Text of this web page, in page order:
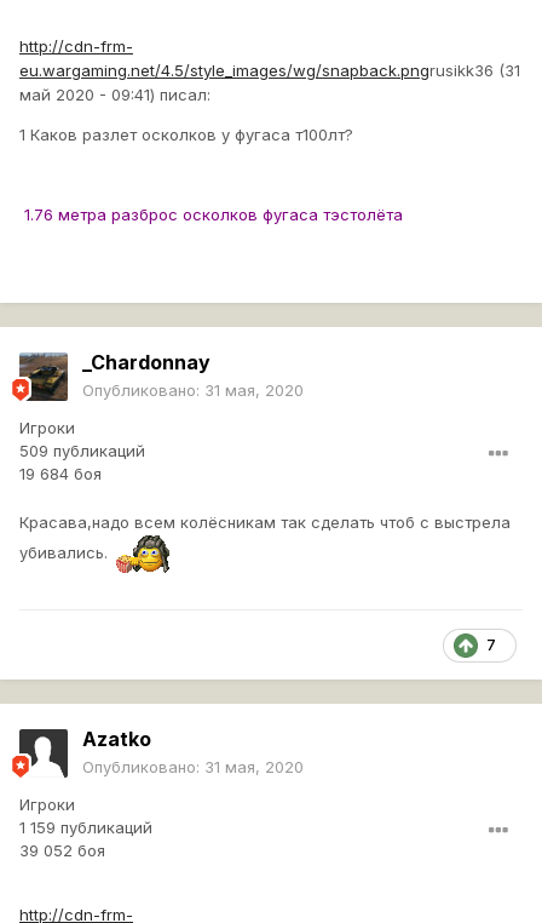
http://cdn-frm-
eu.wargaming.net/4.5/style_images/wg/snapback.pngrusikk36 (31
май 2020 - 09:41) писал:
1 Каков разлет осколков у фугаса т100лт?
1.76 метра разброс осколков фугаса тэстолёта
_Chardonnay
Опубликовано: 31 мая, 2020
Игроки
509 публикаций
19 684 боя
Красава,надо всем колёсникам так сделать чтоб с выстрела
убивались.
7
Azatko
Опубликовано: 31 мая, 2020
Игроки
1 159 публикаций
39 052 боя
http://cdn-frm-